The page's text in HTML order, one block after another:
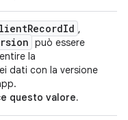
RecordId ,
può essere
la
dati con la versione
questo valore.